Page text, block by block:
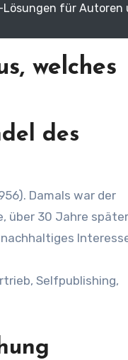
für Autoren
welches
des
über 30 Jahre
Selfpublishing,